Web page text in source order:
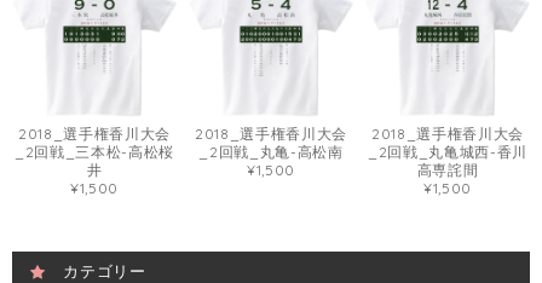
2018_選手権香川大会
_2回戦_三本松-高松桜
井
¥1,500
2018_選手権香川大会
_2回戦_丸亀-高松南
¥1,500
2018_選手権香川大会
_2回戦_丸亀城西-香川
高専詫間
¥1,500
カテゴリー